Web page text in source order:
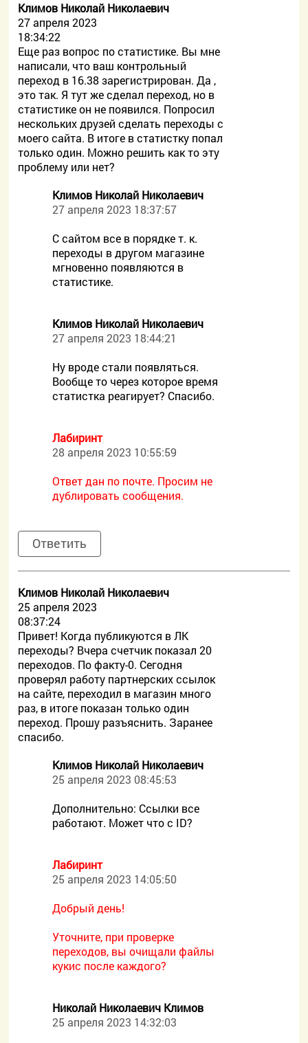
Климов Николай Николаевич
27 апреля 2023
18:34:22
Еще раз вопрос по статистике. Вы мне
написали, что ваш контрольный
переход в 16.38 зарегистрирован. Да ,
это так. Я тут же сделал переход, но в
статистике он не появился. Попросил
нескольких друзей сделать переходы с
моего сайта. В итоге в статистку попал
только один. Можно решить как то эту
проблему или нет?
Климов Николай Николаевич
27 апреля 2023 18:37:57
С сайтом все в порядке т. к.
переходы в другом магазине
мгновенно появляются в
статистике.
Климов Николай Николаевич
27 апреля 2023 18:44:21
Ну вроде стали появляться.
Вообще то через которое время
статистка реагирует? Спасибо.
Лабиринт
28 апреля 2023 10:55:59
Ответ дан по почте. Просим не
дублировать сообщения.
Ответить
Климов Николай Николаевич
25 апреля 2023
08:37:24
Привет! Когда публикуются в ЛК
переходы? Вчера счетчик показал 20
переходов. По факту-0. Сегодня
проверял работу партнерских ссылок
на сайте, переходил в магазин много
раз, в итоге показан только один
переход. Прошу разъяснить. Заранее
спасибо.
Климов Николай Николаевич
25 апреля 2023 08:45:53
Дополнительно: Ссылки все
работают. Может что с ID?
Лабиринт
25 апреля 2023 14:05:50
Добрый день!
Уточните, при проверке
переходов, вы очищали файлы
кукис после каждого?
Николай Николаевич Климов
25 апреля 2023 14:32:03